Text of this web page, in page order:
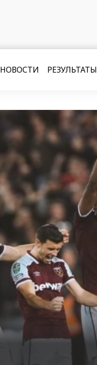
НОВОСТИ РЕЗУЛЬТАТЫ